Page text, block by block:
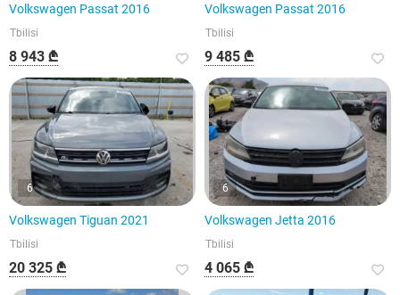
Volkswagen Passat 2016
Tbilisi
8 943 ₾
Volkswagen Passat 2016
Tbilisi
9 485 ₾
6
Volkswagen Tiguan 2021
Tbilisi
20 325 ₾
6
Volkswagen Jetta 2016
Tbilisi
4 065 ₾